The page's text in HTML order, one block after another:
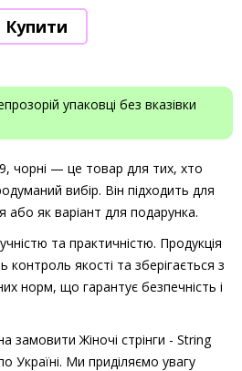
упаковці без вказівки
чорні — це товар для тих, хто
вибір. Він підходить для
або як варіант для подарунка.
та практичністю. Продукція
якості та зберігається з
норм, що гарантує безпечність і
замовити Жіночі стрінги - String
Україні. Ми приділяємо увагу